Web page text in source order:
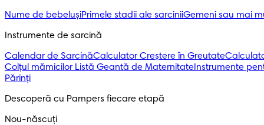
Nume de bebelușiPrimele stadii ale sarciniiGemeni sau mai
Instrumente de sarcină
Calendar de SarcinăCalculator Creștere în Greutate
Colțul mămicilor Listă Geantă de Maternitate Instrumente
Părinți
Descoperă cu Pampers fiecare etapă
Nou-născuți